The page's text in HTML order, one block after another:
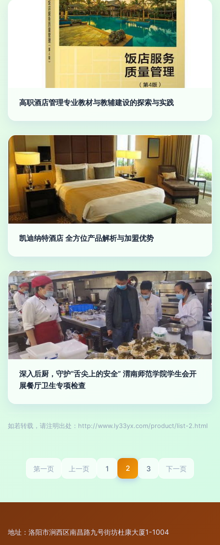
高职酒店管理专业教材与教辅建设的探索与实践
凯迪纳特酒店 全方位产品解析与加盟优势
深入后厨，守护“舌尖上的安全” 渭南师范学院学生会开
展餐厅卫生专项检查
如若转载，请注明出处：http://www.ly33yx.com/product/list-2.html
第一页 上一页 1 2 3 下一页
地址：洛阳市涧西区南昌路九号街坊杜康大厦1-1004